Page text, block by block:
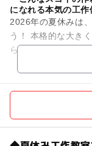
になれる本気の工作
2026年の夏休みは
う！ 本格的な大きくて動く工作を４種類から選べて、低学年か
ら高学年までの自由研究にも最